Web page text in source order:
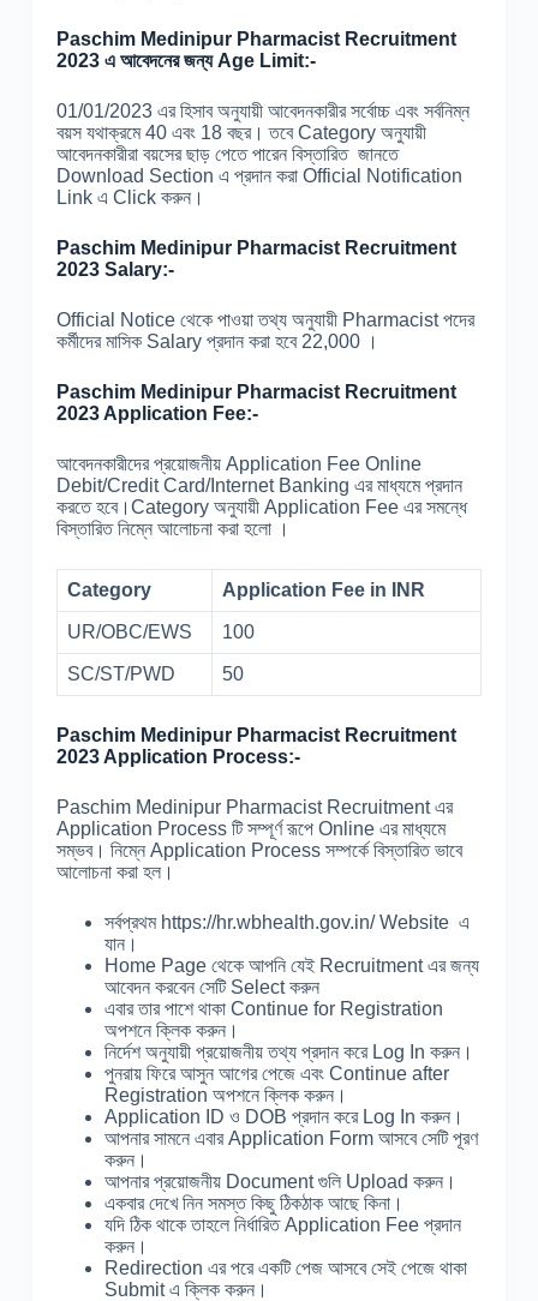
Paschim Medinipur Pharmacist Recruitment
2023 এ আবেদনের জন্য Age Limit:-
01/01/2023 এর হিসাব অনুযায়ী আবেদনকারীর সর্বোচ্চ এবং সর্বনিম্ন
বয়স যথাক্রমে 40 এবং 18 বছর। তবে Category অনুযায়ী
আবেদনকারীরা বয়সের ছাড় পেতে পারেন বিস্তারিত জানতে
Download Section এ প্রদান করা Official Notification
Link এ Click করুন।
Paschim Medinipur Pharmacist Recruitment
2023 Salary:-
Official Notice থেকে পাওয়া তথ্য অনুযায়ী Pharmacist পদের
কর্মীদের মাসিক Salary প্রদান করা হবে 22,000 ।
Paschim Medinipur Pharmacist Recruitment
2023 Application Fee:-
আবেদনকারীদের প্রয়োজনীয় Application Fee Online
Debit/Credit Card/Internet Banking এর মাধ্যমে প্রদান
করতে হবে।Category অনুযায়ী Application Fee এর সমন্ধে
বিস্তারিত নিম্নে আলোচনা করা হলো ।
Category Application Fee in INR
UR/OBC/EWS 100
SC/ST/PWD 50
Paschim Medinipur Pharmacist Recruitment
2023 Application Process:-
Paschim Medinipur Pharmacist Recruitment এর
Application Process টি সম্পূর্ণ রূপে Online এর মাধ্যমে
সম্ভব। নিম্নে Application Process সম্পর্কে বিস্তারিত ভাবে
আলোচনা করা হল।
সর্বপ্রথম https://hr.wbhealth.gov.in/ Website এ
যান।
Home Page থেকে আপনি যেই Recruitment এর জন্য
আবেদন করবেন সেটি Select করুন
এবার তার পাশে থাকা Continue for Registration
অপশনে ক্লিক করুন।
নির্দেশ অনুযায়ী প্রয়োজনীয় তথ্য প্রদান করে Log In করুন।
পুনরায় ফিরে আসুন আগের পেজে এবং Continue after
Registration অপশনে ক্লিক করুন।
Application ID ও DOB প্রদান করে Log In করুন।
আপনার সামনে এবার Application Form আসবে সেটি পূরণ
করুন।
আপনার প্রয়োজনীয় Document গুলি Upload করুন।
একবার দেখে নিন সমস্ত কিছু ঠিকঠাক আছে কিনা।
যদি ঠিক থাকে তাহলে নির্ধারিত Application Fee প্রদান
করুন।
Redirection এর পরে একটি পেজ আসবে সেই পেজে থাকা
Submit এ ক্লিক করুন।